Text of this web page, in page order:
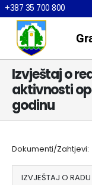
+387 35 700 800
Izvještaj o
aktivnosti
godinu
Dokumenti/Zahtjevi:
IZVJEŠTAJ O